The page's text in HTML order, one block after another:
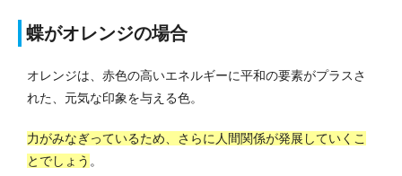
蝶がオレンジの場合
オレンジは、赤色の高いエネルギーに平和の要素がプラスさ
れた、元気な印象を与える色。
力がみなぎっているため、さらに人間関係が発展していくこ
とでしょう 。